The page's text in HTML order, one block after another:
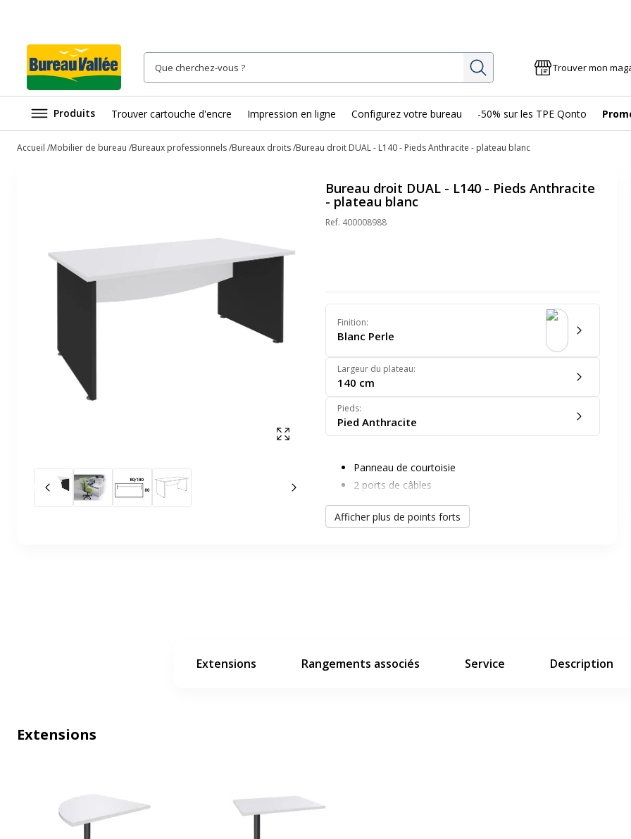
Rechercher Trouver mon
Produits Trouver cartouche d'encre Impression en ligne Configurez votre bureau -50% sur les TPE Qonto
Accueil Mobilier de bureau Bureaux professionnels Bureaux droits Bureau droit DUAL - L140 - Pieds Anthracite - plateau blanc
Afficher en plein écran
Slide précédent Slide suivant
Bureau droit DUAL - L140 - Pieds Anthracite
- plateau blanc
Ref. 400008988
Finition:
Blanc Perle
Largeur du plateau:
140 cm
Pieds:
Pied Anthracite
Panneau de courtoisie
2 ports de câbles
1 pied tubulaire réglable en hauteur
Visuel d'ambiance non contractuel
Afficher plus de points forts
Extensions Rangements associés Service Description
Extensions